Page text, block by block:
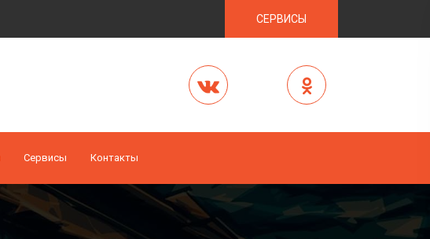
СЕРВИСЫ
Cервисы Контакты